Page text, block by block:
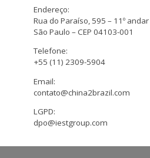
Endereço:
Rua do Paraíso, 595 – 11º andar
São Paulo – CEP 04103-001
Telefone:
+55 (11) 2309-5904
Email:
contato@china2brazil.com
LGPD:
dpo@iestgroup.com